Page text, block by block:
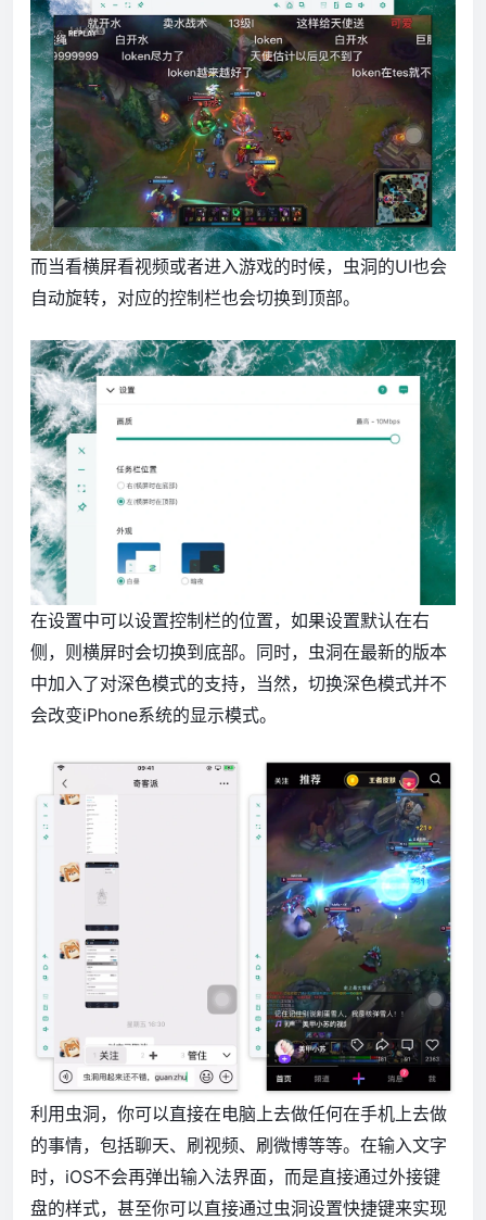
而当看横屏看视频或者进入游戏的时候，虫洞的UI也会
自动旋转，对应的控制栏也会切换到顶部。
在设置中可以设置控制栏的位置，如果设置默认在右
侧，则横屏时会切换到底部。同时，虫洞在最新的版本
中加入了对深色模式的支持，当然，切换深色模式并不
会改变iPhone系统的显示模式。
利用虫洞，你可以直接在电脑上去做任何在手机上去做
的事情，包括聊天、刷视频、刷微博等等。在输入文字
时，iOS不会再弹出输入法界面，而是直接通过外接键
盘的样式，甚至你可以直接通过虫洞设置快捷键来实现